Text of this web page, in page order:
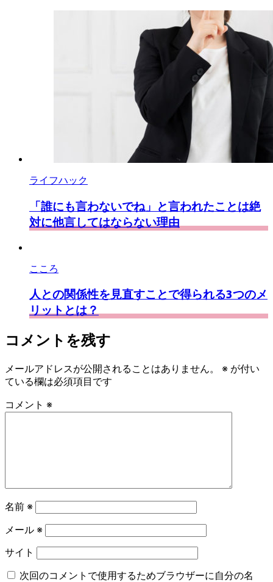
ライフハック
「誰にも言わないでね」と言われたことは絶
対に他言してはならない理由
こころ
人との関係性を見直すことで得られる3つのメ
リットとは？
コメントを残す
メールアドレスが公開されることはありません。 ※ が付い
ている欄は必須項目です
コメント ※
名前 ※
メール ※
サイト
次回のコメントで使用するためブラウザーに自分の名